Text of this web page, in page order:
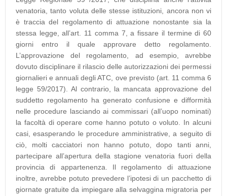
venatoria, tanto voluta delle stesse istituzioni, ancora non vi
è traccia del regolamento di attuazione nonostante sia la
stessa legge, all’art. 11 comma 7, a fissare il termine di 60
giorni entro il quale approvare detto regolamento.
L’approvazione del regolamento, ad esempio, avrebbe
dovuto disciplinare il rilascio delle autorizzazioni dei permessi
giornalieri e annuali degli ATC, ove previsto (art. 11 comma 6
legge 59/2017). Al contrario, la mancata approvazione del
suddetto regolamento ha generato confusione e difformità
nelle procedure lasciando ai commissari (all’uopo nominati)
la facoltà di operare come hanno potuto o voluto. In alcuni
casi, esasperando le procedure amministrative, a seguito di
ciò, molti cacciatori non hanno potuto, dopo tanti anni,
partecipare all’apertura della stagione venatoria fuori della
provincia di appartenenza. Il regolamento di attuazione
inoltre, avrebbe potuto prevedere l’ipotesi di un pacchetto di
giornate gratuite da impiegare alla selvaggina migratoria per